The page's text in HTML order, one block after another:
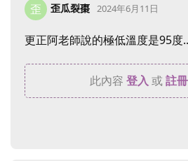
歪 歪瓜裂棗 2024年6月11日
更正阿老師說的極低溫度是95度
此內容 登入 或註冊